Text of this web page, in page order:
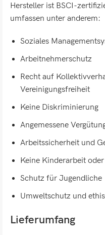
Hersteller ist BSCI-
umfassen unter anderem:
Soziales
Arbeitnehmerschutz
Recht auf
Vereinigungsfreiheit
Keine Diskriminierung
Angemessene
Arbeitssicherheit und
Keine Kinderarbeit
Schutz für Jugendliche
Umweltschutz und
Lieferumfang